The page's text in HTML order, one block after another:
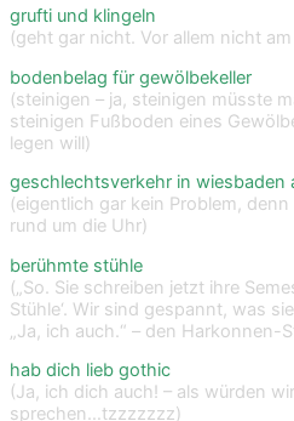
grufti und klingeln
(geht gar nicht. Vor allem nicht
bodenbelag für gewölbekeller
(steinigen – ja, steinigen müsste
steinigen Fußboden eines
legen will)
geschlechtsverkehr in wiesbaden
(eigentlich gar kein Problem,
rund um die Uhr)
berühmte stühle
(„So. Sie schreiben jetzt ihre
Stühle‘. Wir sind gespannt, was
„Ja, ich auch.“ – den Harkonnen-
hab dich lieb gothic
(Ja, ich dich auch! – als würden
sprechen…tzzzzzzz)